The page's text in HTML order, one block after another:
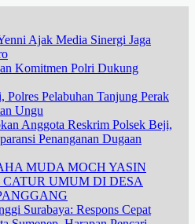
Ajak Media Sinergi Jaga
Komitmen Polri Dukung
Polres Pelabuhan Tanjung Perak
Ungu
Anggota Reskrim Polsek Beji,
Penanganan Dugaan
MUDA MOCH YASIN
UMUM DI DESA
Surabaya: Respons Cepat